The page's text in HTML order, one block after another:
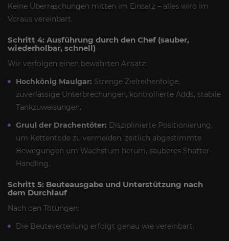
Keine Überraschungen mitten im Einsatz – alles wird im
Voraus vereinbart.
Schritt 4: Ausführung durch den Chef (sauber,
wiederholbar, schnell)
Wir verfolgen einen bewährten Ansatz:
Hochkönig Maulgar: Strenge Zielreihenfolge,
zuverlässige Unterbrechungen, kontrollierte Adds, stabile
Tankzuweisungen.
Gruul der Drachentöter: Disziplinierte Positionierung,
um Kettentode zu vermeiden, zeitlich abgestimmte
Bewegungen um Wachstum herum, sauberes Shatter-
Handling.
Schritt 5: Beuteausgabe und Unterstützung nach
dem Durchlauf
Nach den Tötungen:
Die Beuteverteilung erfolgt genau wie vereinbart.